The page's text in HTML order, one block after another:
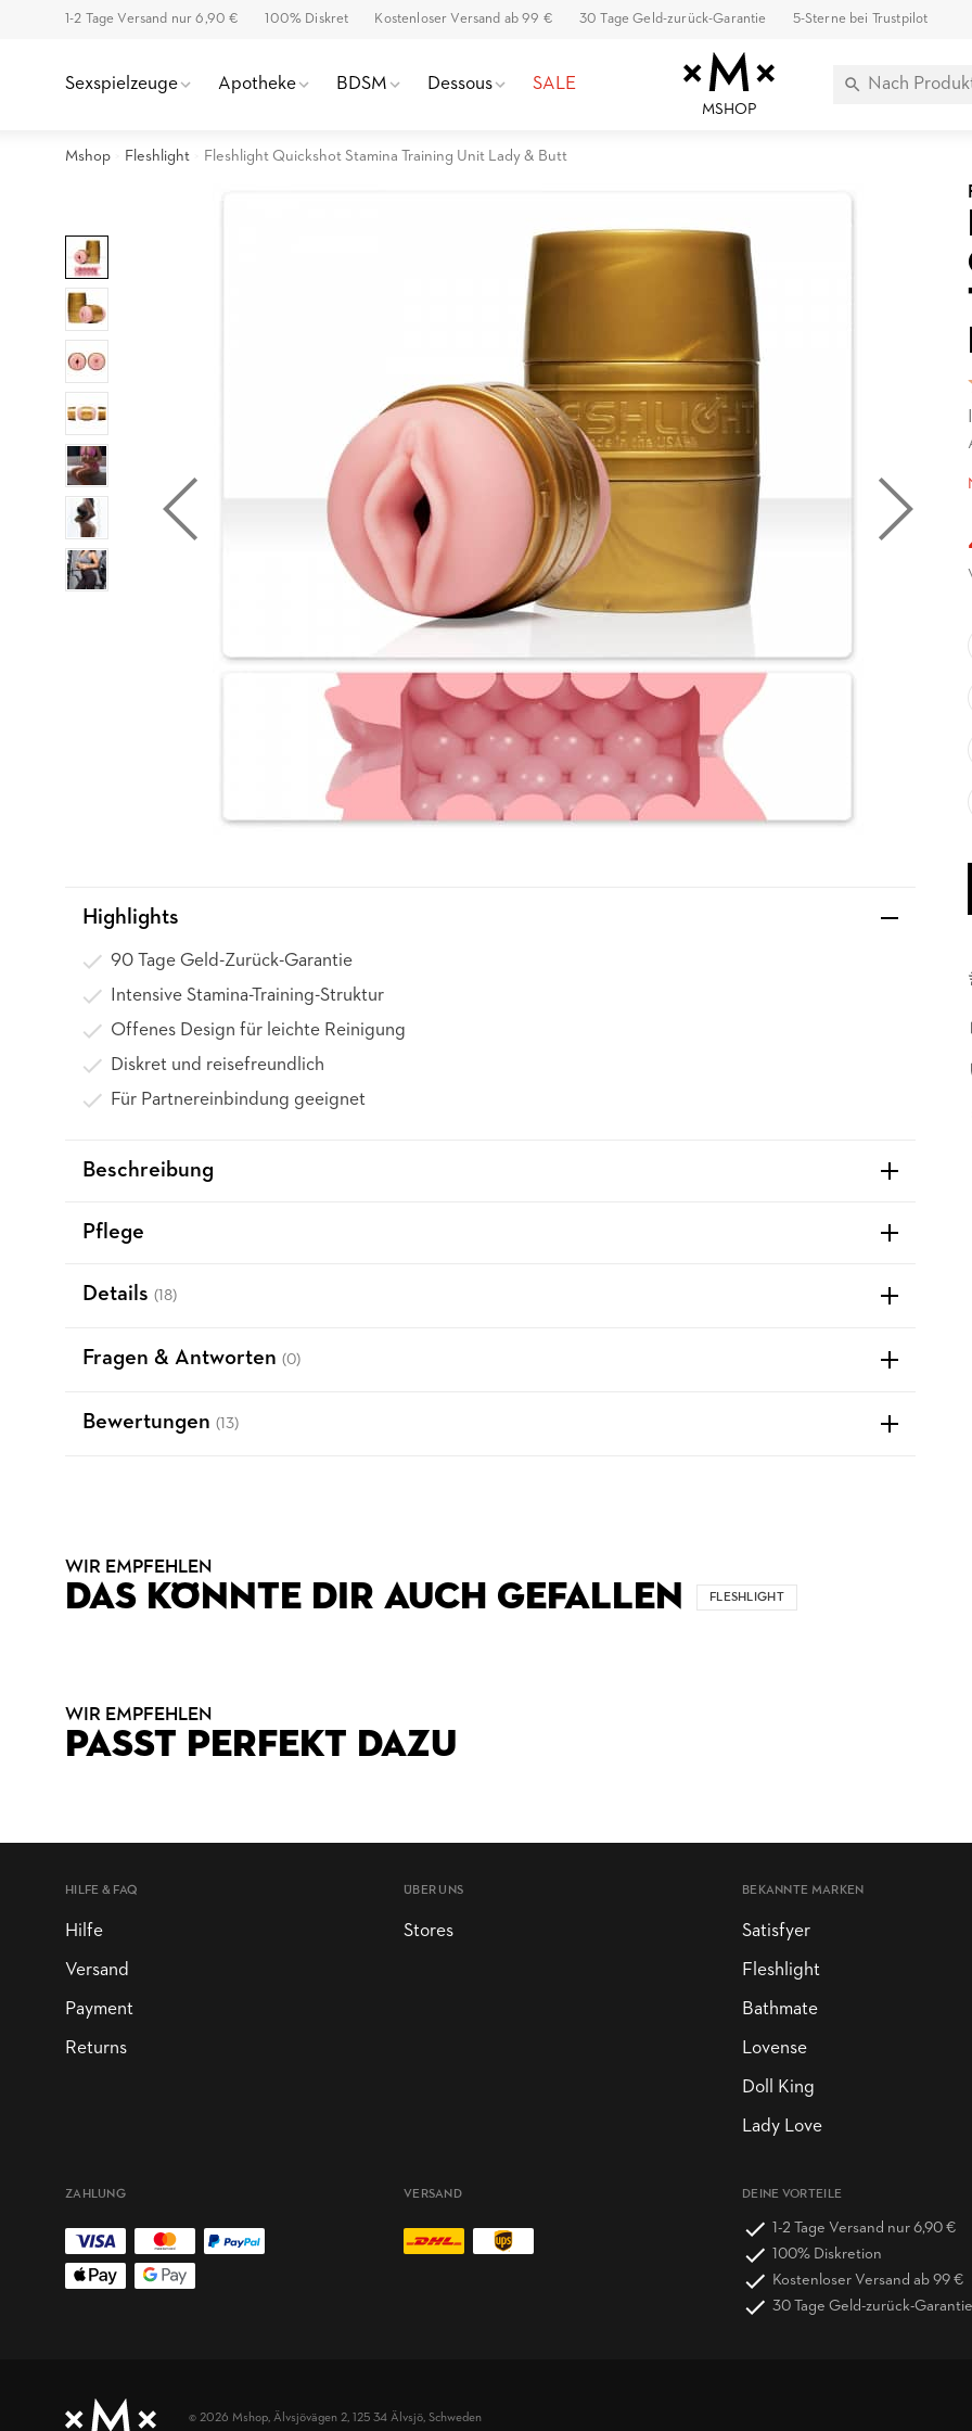
1-2 Tage Versand nur 6,90 € 100% Diskret Kostenloser Versand ab 99 € 30 Tage Geld-zurück-Garantie 5-Sterne bei Trustpilot
Sexspielzeuge Apotheke BDSM Dessous SALE
MSHOP
Mshop Fleshlight Fleshlight Quickshot Stamina Training Unit Lady & Butt
Highlights
90 Tage Geld-Zurück-Garantie
Intensive Stamina-Training-Struktur
Offenes Design für leichte Reinigung
Diskret und reisefreundlich
Für Partnereinbindung geeignet
Beschreibung
Pflege
Details (18)
Fragen & Antworten (0)
Bewertungen (13)
WIR EMPFEHLEN
DAS KÖNNTE DIR AUCH GEFALLEN FLESHLIGHT
WIR EMPFEHLEN
PASST PERFEKT DAZU
HILFE & FAQ
Hilfe
Versand
Payment
Returns
ÜBER UNS
Stores
BEKANNTE MARKEN
Satisfyer
Fleshlight
Bathmate
Lovense
Doll King
Lady Love
DEINE VORTEILE
1-2 Tage Versand nur 6,90 €
100% Diskretion
Kostenloser Versand ab 99 €
30 Tage Geld-zurück-Garantie
ZAHLUNG VERSAND
© 2026 Mshop, Älvsjövägen 2, 125 34 Älvsjö, Schweden